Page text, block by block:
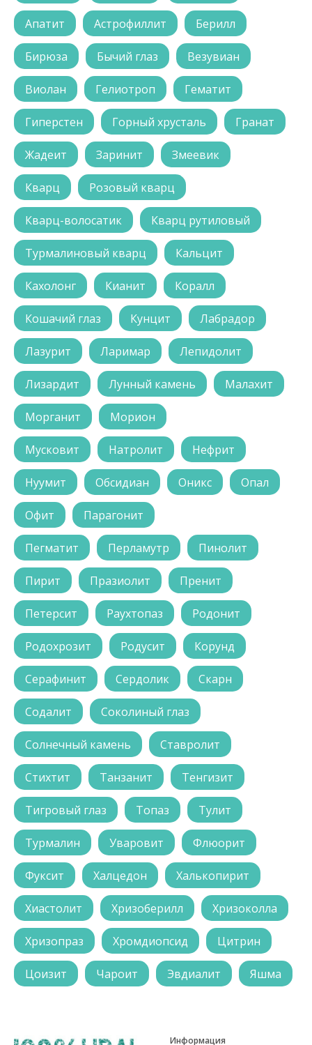
Апатит Астрофиллит Берилл
Бирюза Бычий глаз Везувиан
Виолан Гелиотроп Гематит
Гиперстен Горный хрусталь Гранат
Жадеит Заринит Змеевик
Кварц Розовый кварц
Кварц-волосатик Кварц рутиловый
Турмалиновый кварц Кальцит
Кахолонг Кианит Коралл
Кошачий глаз Кунцит Лабрадор
Лазурит Ларимар Лепидолит
Лизардит Лунный камень Малахит
Морганит Морион
Мусковит Натролит Нефрит
Нуумит Обсидиан Оникс Опал
Офит Парагонит
Пегматит Перламутр Пинолит
Пирит Празиолит Пренит
Петерсит Раухтопаз Родонит
Родохрозит Родусит Корунд
Серафинит Сердолик Скарн
Содалит Соколиный глаз
Солнечный камень Ставролит
Стихтит Танзанит Тенгизит
Тигровый глаз Топаз Тулит
Турмалин Уваровит Флюорит
Фуксит Халцедон Халькопирит
Хиастолит Хризоберилл Хризоколла
Хризопраз Хромдиопсид Цитрин
Цоизит Чароит Эвдиалит Яшма
Информация